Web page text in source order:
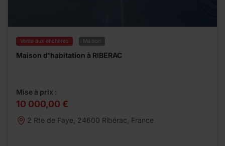
Vente aux enchères Maison
Maison d'habitation à RIBERAC
Mise à prix :
10 000,00 €
2 Rte de Faye, 24600 Ribérac, France